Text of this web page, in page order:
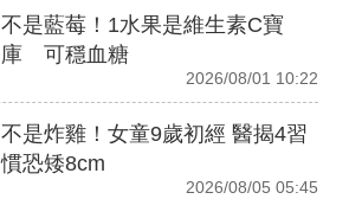
不是藍莓！1水果是維生素C寶
庫 可穩血糖
2026/08/01 10:22
不是炸雞！女童9歲初經 醫揭4習
慣恐矮8cm
2026/08/05 05:45